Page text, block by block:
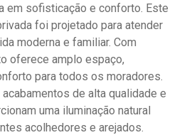
em sofisticação e conforto. Este
foi projetado para atender
moderna e familiar. Com
oferece amplo espaço,
para todos os moradores.
de alta qualidade e
uma iluminação natural
acolhedores e arejados.